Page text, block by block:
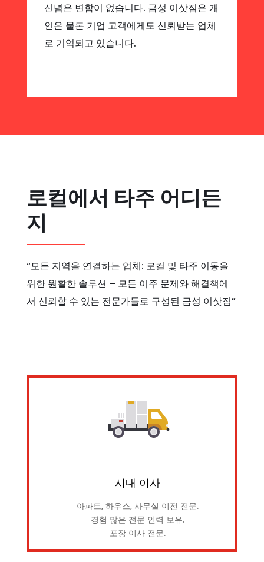
신념은 변함이 없습니다. 금성 이삿짐은 개
인은 물론 기업 고객에게도 신뢰받는 업체
로 기억되고 있습니다.
로컬에서 타주 어디든
지
“모든 지역을 연결하는 업체: 로컬 및 타주 이동을
위한 원활한 솔루션 – 모든 이주 문제와 해결책에
서 신뢰할 수 있는 전문가들로 구성된 금성 이삿짐”
시내 이사
아파트, 하우스, 사무실 이전 전문.
경험 많은 전문 인력 보유.
포장 이사 전문.